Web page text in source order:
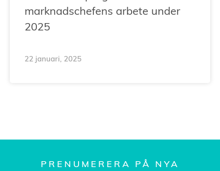
marknadschefens arbete under
2025
22 januari, 2025
PRENUMERERA PÅ NYA